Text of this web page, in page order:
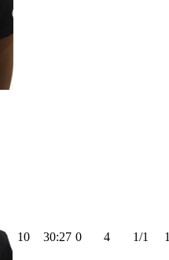
10 30:27 0 4 1/1